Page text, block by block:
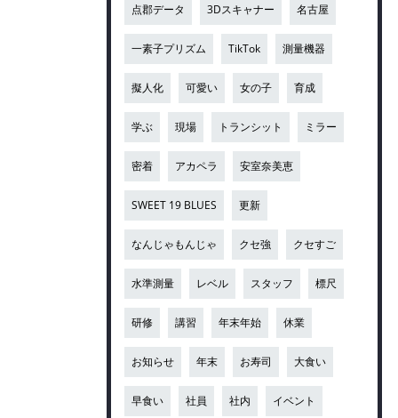
点郡データ 3Dスキャナー 名古屋
一素子プリズム TikTok 測量機器
擬人化 可愛い 女の子 育成
学ぶ 現場 トランシット ミラー
密着 アカペラ 安室奈美恵
SWEET 19 BLUES 更新
なんじゃもんじゃ クセ強 クセすご
水準測量 レベル スタッフ 標尺
研修 講習 年末年始 休業
お知らせ 年末 お寿司 大食い
早食い 社員 社内 イベント